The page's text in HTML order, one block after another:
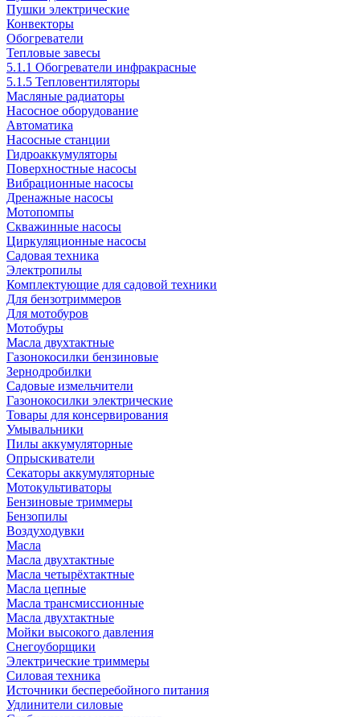
Пушки электрические
Конвекторы
Обогреватели
Тепловые завесы
5.1.1 Обогреватели инфракрасные
5.1.5 Тепловентиляторы
Масляные радиаторы
Насосное оборудование
Автоматика
Насосные станции
Гидроаккумуляторы
Поверхностные насосы
Вибрационные насосы
Дренажные насосы
Мотопомпы
Скважинные насосы
Циркуляционные насосы
Садовая техника
Электропилы
Комплектующие для садовой техники
Для бензотриммеров
Для мотобуров
Мотобуры
Масла двухтактные
Газонокосилки бензиновые
Зернодробилки
Садовые измельчители
Газонокосилки электрические
Товары для консервирования
Умывальники
Пилы аккумуляторные
Опрыскиватели
Секаторы аккумуляторные
Мотокультиваторы
Бензиновые триммеры
Бензопилы
Воздуходувки
Масла
Масла двухтактные
Масла четырёхтактные
Масла цепные
Масла трансмиссионные
Масла двухтактные
Мойки высокого давления
Снегоуборщики
Электрические триммеры
Силовая техника
Источники бесперебойного питания
Удлинители силовые